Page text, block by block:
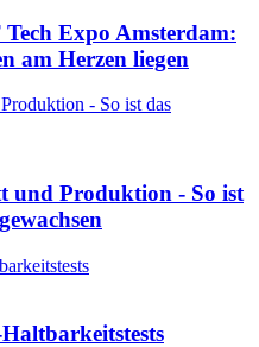
Expo Amsterdam:
am Herzen liegen
und Produktion - So ist